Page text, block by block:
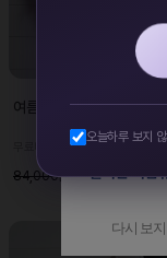
여름 여자 쪼리 슬리퍼 편
84,000원48,000원
오늘하루 보지 않
다시 보